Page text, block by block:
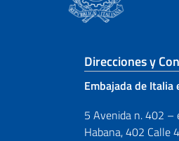
Direcciones y
Embajada de Italia
5 Avenida n. 402 –
Habana, 402 Calle